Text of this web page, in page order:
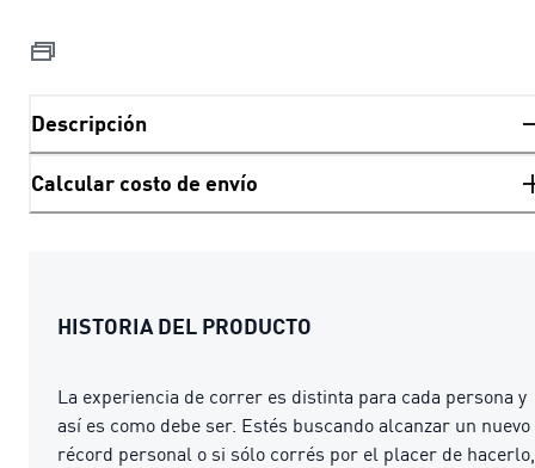
Descripción
Calcular costo de envío
HISTORIA DEL PRODUCTO
La experiencia de correr es distinta para cada persona y
así es como debe ser. Estés buscando alcanzar un nuevo
récord personal o si sólo corrés por el placer de hacerlo,